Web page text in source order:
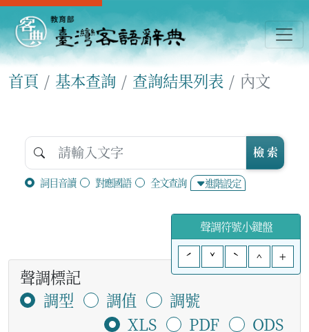
首頁 基本查詢 查詢結果列表 內文
詞目音讀 對應國語 全文查詢 進階設定
檢 索
聲調符號小鍵盤
ˊ
ˇ ˋ ^ +
聲調標記
調型
調值
調號
XLS
PDF
ODS